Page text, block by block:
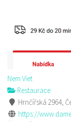
Nem Viet
Restaurace
Hrnčířská 2964,
https://